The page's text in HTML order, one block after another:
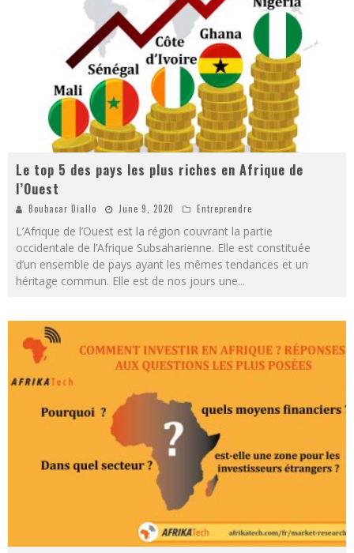
Le top 5 des pays les plus riches en Afrique de
l’Ouest
Boubacar Diallo June 9, 2020 Entreprendre
L’Afrique de l’Ouest est la région couvrant la partie
occidentale de l’Afrique Subsaharienne. Elle est constituée
d’un ensemble de pays ayant les mêmes tendances et un
héritage commun. Elle est de nos jours une...